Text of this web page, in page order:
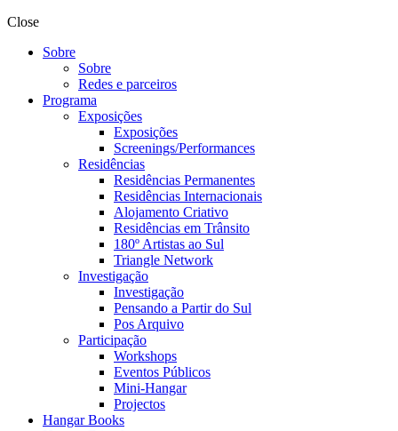
Close
Sobre
Sobre
Redes e parceiros
Programa
Exposições
Exposições
Screenings/Performances
Residências
Residências Permanentes
Residências Internacionais
Alojamento Criativo
Residências em Trânsito
180º Artistas ao Sul
Triangle Network
Investigação
Investigação
Pensando a Partir do Sul
Pos Arquivo
Participação
Workshops
Eventos Públicos
Mini-Hangar
Projectos
Hangar Books